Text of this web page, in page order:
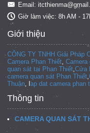
Email:
Giờ làm việc: 8h AM -
Giới thiệu
CÔNG TY TNHH Giải Pháp
Camera Phan Thiết, Camera
quan sát tại Phan Thiết,Cửa
camera quan sát Phan Thiết,
Thuận, l ap dat camera phan
Thông tin
CAMERA QUAN SÁT